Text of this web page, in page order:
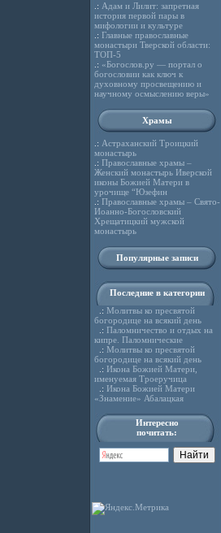
.: Адам и Лилит: запретная
история первой пары в
мифологии и культуре
.: Главные православные
монастыри Тверской области:
ТОП-5
.: «Богослов.ру — портал о
богословии как ключ к
духовному просвещению и
научному осмыслению веры»
Храмы
.: Астраханский Троицкий
монастырь
.: Православные храмы –
Женский монастырь Иверской
иконы Божией Матери в
урочище “Юзефин
.: Православные храмы – Свято-
Иоанно-Богословский
Хрещатицкий мужской
монастырь
Популярные записи
Последние в категории
.: Молитвы ко пресвятой
богородице на всякий день
.: Паломничество и отдых на
кипре. Паломнические
.: Молитвы ко пресвятой
богородице на всякий день
.: Икона Божией Матери,
именуемая Троеручица
.: Икона Божией Матери
«Знамение» Абалацкая
Интересно
почитать: